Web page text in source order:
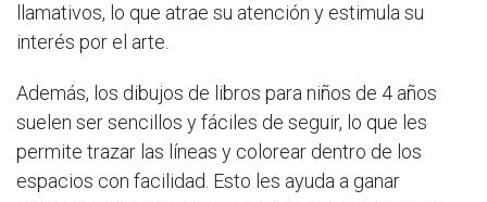
llamativos, lo que atrae su atención y estimula su
interés por el arte.
Además, los dibujos de libros para niños de 4 años
suelen ser sencillos y fáciles de seguir, lo que les
permite trazar las líneas y colorear dentro de los
espacios con facilidad. Esto les ayuda a ganar